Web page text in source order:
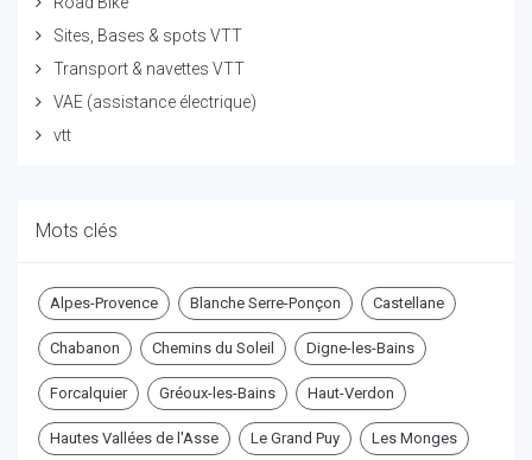
Sites, Bases & spots VTT
Transport & navettes VTT
VAE (assistance électrique)
vtt
Mots clés
Alpes-Provence Blanche Serre-Ponçon Castellane
Chabanon Chemins du Soleil Digne-les-Bains
Forcalquier Gréoux-les-Bains Haut-Verdon
Hautes Vallées de l'Asse Le Grand Puy Les Monges